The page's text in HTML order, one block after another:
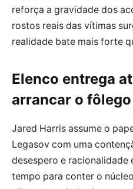
reforça a gravidade dos
rostos reais das vítimas
realidade bate mais forte
Elenco entrega
arrancar o fôlego
Jared Harris assume o
Legasov com uma
desespero e racionalidade
tempo para conter o